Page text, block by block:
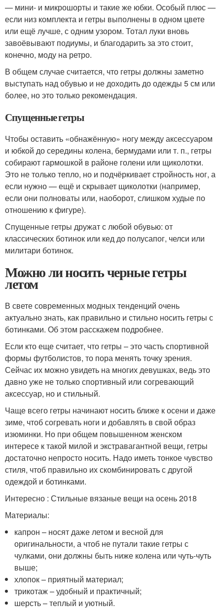
— мини- и микрошорты и такие же юбки. Особый плюс —
если низ комплекта и гетры выполнены в одном цвете
или ещё лучше, с одним узором. Тотал луки вновь
завоёвывают подиумы, и благодарить за это стоит,
конечно, моду на ретро.
В общем случае считается, что гетры должны заметно
выступать над обувью и не доходить до одежды 5 см или
более, но это только рекомендация.
Спущенные гетры
Чтобы оставить «обнажённую» ногу между аксессуаром
и юбкой до середины колена, бермудами или т. п., гетры
собирают гармошкой в районе голени или щиколотки.
Это не только тепло, но и подчёркивает стройность ног, а
если нужно — ещё и скрывает щиколотки (например,
если они полноваты или, наоборот, слишком худые по
отношению к фигуре).
Спущенные гетры дружат с любой обувью: от
классических ботинок или кед до полусапог, челси или
милитари ботинок.
Можно ли носить черные гетры
летом
В свете современных модных тенденций очень
актуально знать, как правильно и стильно носить гетры с
ботинками. Об этом расскажем подробнее.
Если кто еще считает, что гетры – это часть спортивной
формы футболистов, то пора менять точку зрения.
Сейчас их можно увидеть на многих девушках, ведь это
давно уже не только спортивный или согревающий
аксессуар, но и стильный.
Чаще всего гетры начинают носить ближе к осени и даже
зиме, чтоб согревать ноги и добавлять в свой образ
изюминки. Но при общем повышенном женском
интересе к такой милой и экстравагантной вещи, гетры
достаточно непросто носить. Надо иметь тонкое чувство
стиля, чтоб правильно их скомбинировать с другой
одеждой и ботинками.
Интересно : Стильные вязаные вещи на осень 2018
Материалы:
капрон – носят даже летом и весной для
оригинальности, а чтоб не путали такие гетры с
чулками, они должны быть ниже колена или чуть-чуть
выше;
хлопок – приятный материал;
трикотаж – удобный и практичный;
шерсть – теплый и уютный.